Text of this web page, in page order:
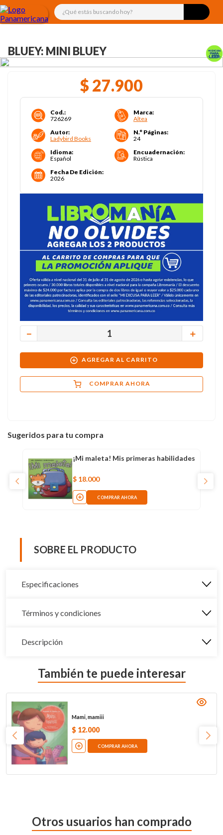
¿Qué estás buscando hoy?
BLUEY: MINI BLUEY
$ 27.900
Cod.:
726269
Marca:
Altea
Autor:
Ladybird Books
N.° Páginas:
24
Idioma:
Español
Encuadernación:
Rústica
Fecha De Edición:
2026
＋
－
AGREGAR AL CARRITO
COMPRAR AHORA
Sugeridos para tu compra
¡Mi maleta! Mis primeras habilidades
$ 18.000
COMPRAR AHORA
SOBRE EL PRODUCTO
Especificaciones
Términos y condiciones
Descripción
También te puede interesar
Mami, mamiii
$ 12.000
COMPRAR AHORA
Otros usuarios han comprado